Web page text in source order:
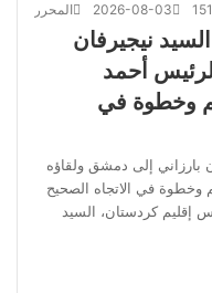
المحرر 2026-08-03
نيجيرفان
أحمد
وخطوة في
بارزاني إلى دمشق ولقاؤه
في الاتجاه الصحيح
إقليم كردستان، السيد